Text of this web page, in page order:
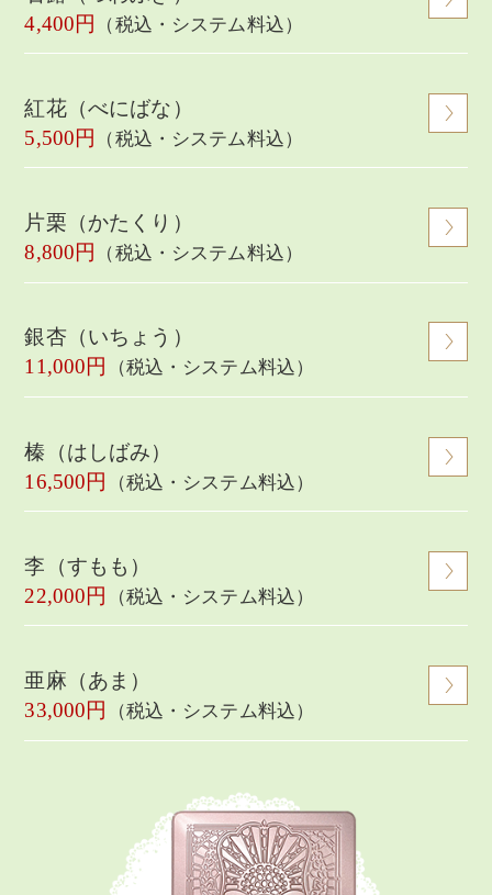
4,400円
（税込・システム料込）
紅花（べにばな）
5,500円
（税込・システム料込）
片栗（かたくり）
8,800円
（税込・システム料込）
銀杏（いちょう）
11,000円
（税込・システム料込）
榛（はしばみ）
16,500円
（税込・システム料込）
李（すもも）
22,000円
（税込・システム料込）
亜麻（あま）
33,000円
（税込・システム料込）